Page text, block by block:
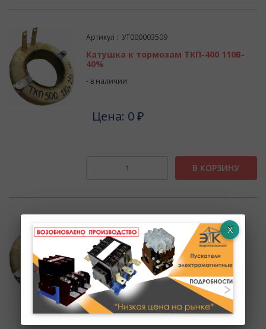
Артикул : УТ000003509
Катушка к тормозам ТКП-400 110В-
40%
- в наличии.
Цена: 0 ₽
В КОРЗИНУ
Артикул : УТ000003255
Катушка к тормозам ТКП-400
110В-100%
- в наличии.
Цена: 0 ₽